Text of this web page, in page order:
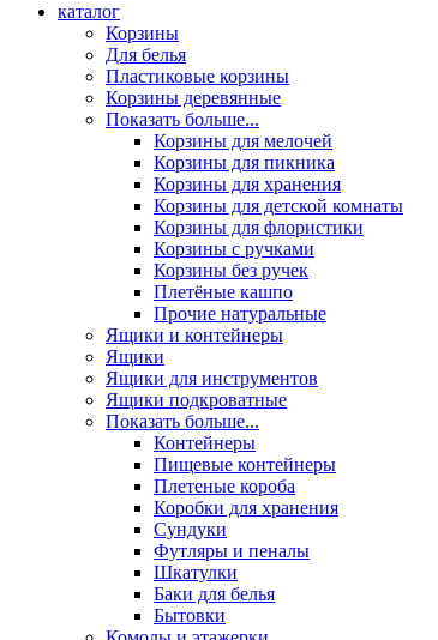
каталог
Корзины
Для белья
Пластиковые корзины
Корзины деревянные
Показать больше...
Корзины для мелочей
Корзины для пикника
Корзины для хранения
Корзины для детской комнаты
Корзины для флористики
Корзины с ручками
Корзины без ручек
Плетёные кашпо
Прочие натуральные
Ящики и контейнеры
Ящики
Ящики для инструментов
Ящики подкроватные
Показать больше...
Контейнеры
Пищевые контейнеры
Плетеные короба
Коробки для хранения
Сундуки
Футляры и пеналы
Шкатулки
Баки для белья
Бытовки